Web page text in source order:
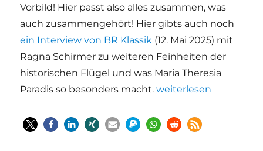
Vorbild! Hier passt also alles zusammen, was
auch zusammengehört! Hier gibts auch noch
ein Interview von BR Klassik (12. Mai 2025) mit
Ragna Schirmer zu weiteren Feinheiten der
historischen Flügel und was Maria Theresia
Paradis so besonders macht.„Maria Theresia
weiterlesen